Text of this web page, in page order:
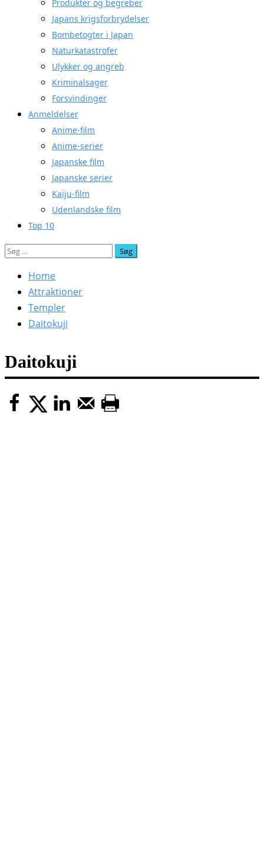
Produkter og begreber
Japans krigsforbrydelser
Bombetogter i Japan
Naturkatastrofer
Ulykker og angreb
Kriminalsager
Forsvindinger
Anmeldelser
Anime-film
Anime-serier
Japanske film
Japanske serier
Kaiju-film
Udenlandske film
Top 10
Søg
Home
Attraktioner
Templer
Daitokuji
Daitokuji